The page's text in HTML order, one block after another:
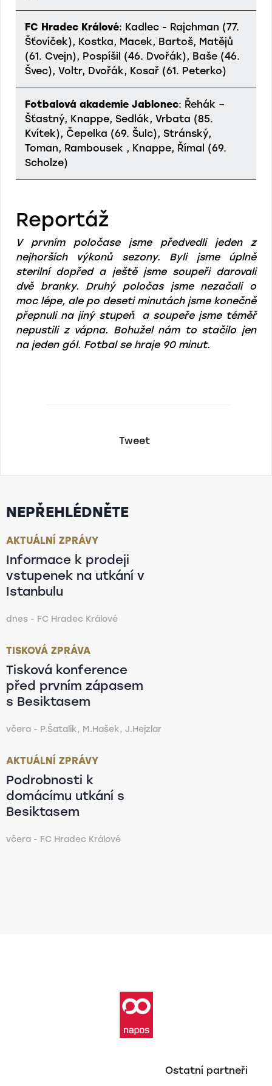
FC Hradec Králové: Kadlec - Rajchman (77.
Šťovíček), Kostka, Macek, Bartoš, Matějů
(61. Cvejn), Pospíšil (46. Dvořák), Baše (46.
Švec), Voltr, Dvořák, Kosař (61. Peterko)
Fotbalová akademie Jablonec: Řehák –
Šťastný, Knappe, Sedlák, Vrbata (85.
Kvítek), Čepelka (69. Šulc), Stránský,
Toman, Rambousek , Knappe, Římal (69.
Scholze)
Reportáž
V prvním poločase jsme předvedli jeden z
nejhorších výkonů sezony. Byli jsme úplně
sterilní dopřed a ještě jsme soupeři darovali
dvě branky. Druhý poločas jsme nezačali o
moc lépe, ale po deseti minutách jsme konečně
přepnuli na jiný stupeň a soupeře jsme téměř
nepustili z vápna. Bohužel nám to stačilo jen
na jeden gól. Fotbal se hraje 90 minut.
Tweet
NEPŘEHLÉDNĚTE
AKTUÁLNÍ ZPRÁVY
Informace k prodeji
vstupenek na utkání v
Istanbulu
dnes - FC Hradec Králové
TISKOVÁ ZPRÁVA
Tisková konference
před prvním zápasem
s Besiktasem
včera - P.Šatalík, M.Hašek, J.Hejzlar
AKTUÁLNÍ ZPRÁVY
Podrobnosti k
domácímu utkání s
Besiktasem
včera - FC Hradec Králové
Ostatní partneři